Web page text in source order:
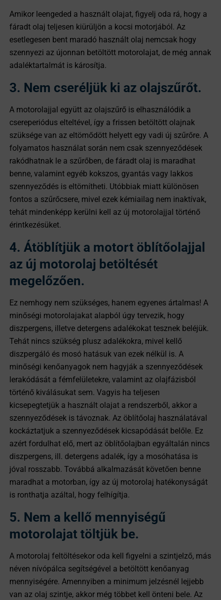
Amikor leengeded a használt olajat, figyelj oda rá, hogy a
fáradt olaj teljesen kiürüljön a kocsi motorjából. Az
esetlegesen bent maradó használt olaj nemcsak hogy
szennyezi az újonnan betöltött motorolajat, de még annak
adaléktartalmát is károsítja.
3. Nem cseréljük ki az olajszűrőt.
A motorolajjal együtt az olajszűrő is elhasználódik a
csereperiódus elteltével, így a frissen betöltött olajnak
szüksége van az eltömődött helyett egy vadi új szűrőre. A
folyamatos használat során nem csak szennyeződések
rakódhatnak le a szűrőben, de fáradt olaj is maradhat
benne, valamint egyéb kokszos, gyantás vagy lakkos
szennyeződés is eltömítheti. Utóbbiak miatt különösen
fontos a szűrőcsere, mivel ezek kémiailag nem inaktívak,
tehát mindenképp kerülni kell az új motorolajjal történő
érintkezésüket.
4. Átöblítjük a motort öblítőolajjal
az új motorolaj betöltését
megelőzően.
Ez nemhogy nem szükséges, hanem egyenes ártalmas! A
minőségi motorolajakat alapból úgy tervezik, hogy
diszpergens, illetve detergens adalékokat tesznek beléjük.
Tehát nincs szükség plusz adalékokra, mivel kellő
diszpergáló és mosó hatásuk van ezek nélkül is. A
minőségi kenőanyagok nem hagyják a szennyeződések
lerakódását a fémfelületekre, valamint az olajfázisból
történő kiválásukat sem. Vagyis ha teljesen
kicsepegtetjük a használt olajat a rendszerből, akkor a
szennyeződések is távoznak. Az öblítőolaj használatával
kockáztatjuk a szennyeződések kicsapódását belőle. Ez
azért fordulhat elő, mert az öblítőolajban egyáltalán nincs
diszpergens, ill. detergens adalék, így a mosóhatása is
jóval rosszabb. Továbbá alkalmazását követően benne
maradhat a motorban, így az új motorolaj hatékonyságát
is ronthatja azáltal, hogy felhígítja.
5. Nem a kellő mennyiségű
motorolajat töltjük be.
A motorolaj feltöltésekor oda kell figyelni a szintjelző, más
néven nívópálca segítségével a betöltött kenőanyag
mennyiségére. Amennyiben a minimum jelzésnél lejjebb
van az olaj szintje, akkor még többet kell önteni bele. Az